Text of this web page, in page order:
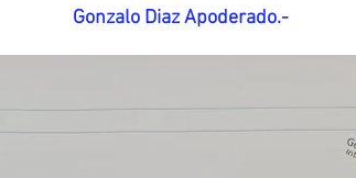
Gonzalo Diaz Apoderado.-